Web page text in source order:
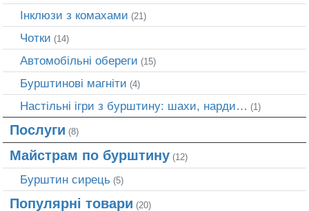
Інклюзи з комахами (21)
Чотки (14)
Автомобільні обереги (15)
Бурштинові магніти (4)
Настільні ігри з бурштину: шахи, нарди… (1)
Послуги (8)
Майстрам по бурштину (12)
Бурштин сирець (5)
Популярні товари (20)